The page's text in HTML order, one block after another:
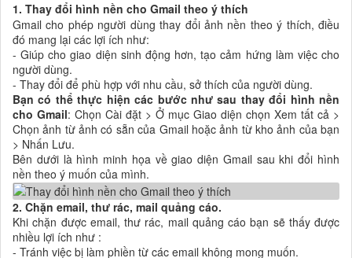
1. Thay đổi hình nền cho Gmail theo ý thích
Gmail cho phép người dùng thay đổi ảnh nền theo ý thích, điều
đó mang lại các lợi ích như:
- Giúp cho giao diện sinh động hơn, tạo cảm hứng làm việc cho
người dùng.
- Thay đổi để phù hợp với nhu cầu, sở thích của người dùng.
Bạn có thể thực hiện các bước như sau thay đổi hình nền
cho Gmail: Chọn Cài đặt > Ở mục Giao diện chọn Xem tất cả >
Chọn ảnh từ ảnh có sẵn của Gmail hoặc ảnh từ kho ảnh của bạn
> Nhấn Lưu.
Bên dưới là hình minh họa về giao diện Gmail sau khi đổi hình
nền theo ý muốn của mình.
2. Chặn email, thư rác, mail quảng cáo.
Khi chặn được email, thư rác, mail quảng cáo bạn sẽ thấy được
nhiều lợi ích như :
- Tránh việc bị làm phiền từ các email không mong muốn.